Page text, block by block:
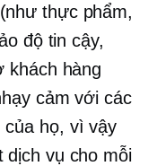
thực phẩm,
độ tin cậy,
khách hàng
cảm với các
của họ, vì vậy
dịch vụ cho mỗi